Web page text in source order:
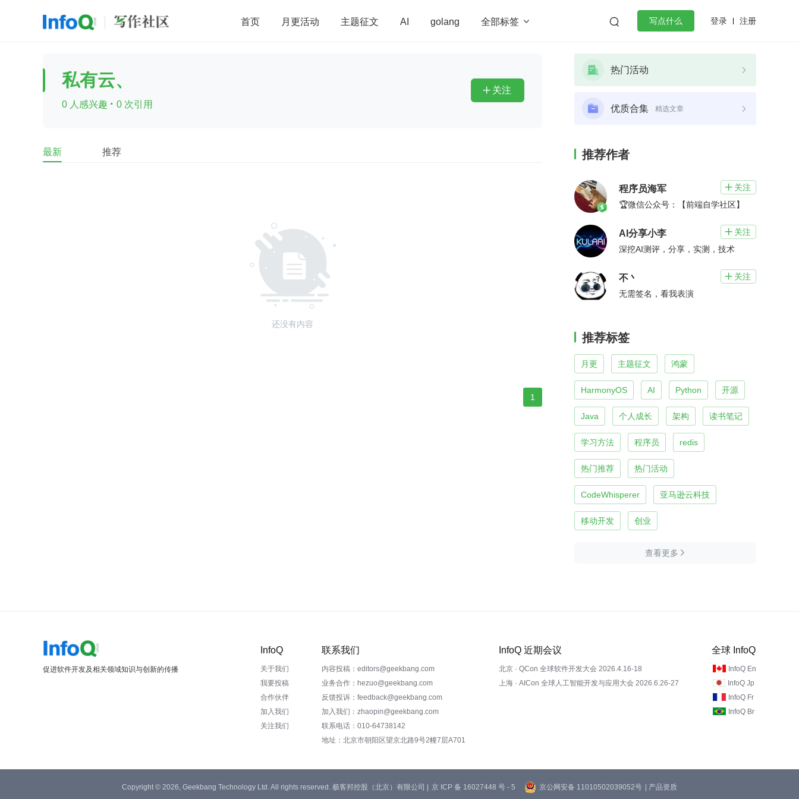
首页 月更活动 主题征文 AI golang 全部标签   写点什么 登录 注册
前端 AI redis
查看更多
私有云、
0 人感兴趣 · 0 次引用
 关注
最新 推荐
还没有内容
1
热门活动
优质合集 精选文章
推荐作者
程序员海军  关注
🏆微信公众号：【前端自学社区】
AI分享小李  关注
深挖AI测评，分享，实测，技术
不丶  关注
无需签名，看我表演
推荐标签
月更 主题征文 鸿蒙
HarmonyOS AI Python 开源
Java 个人成长 架构 读书笔记
学习方法 程序员 redis
热门推荐 热门活动
CodeWhisperer 亚马逊云科技
移动开发 创业
查看更多 
促进软件开发及相关领域知识与创新的传播
InfoQ
关于我们
我要投稿
合作伙伴
加入我们
关注我们
联系我们
内容投稿：editors@geekbang.com
业务合作：hezuo@geekbang.com
反馈投诉：feedback@geekbang.com
加入我们：zhaopin@geekbang.com
联系电话：010-64738142
地址：北京市朝阳区望京北路9号2幢7层A701
InfoQ 近期会议
北京 · QCon 全球软件开发大会 2026.4.16-18
上海 · AICon 全球人工智能开发与应用大会 2026.6.26-27
全球 InfoQ
InfoQ En
InfoQ Jp
InfoQ Fr
InfoQ Br
Copyright © 2026, Geekbang Technology Ltd. All rights reserved. 极客邦控股（北京）有限公司 | 京 ICP 备 16027448 号 - 5 京公网安备 11010502039052号 | 产品资质